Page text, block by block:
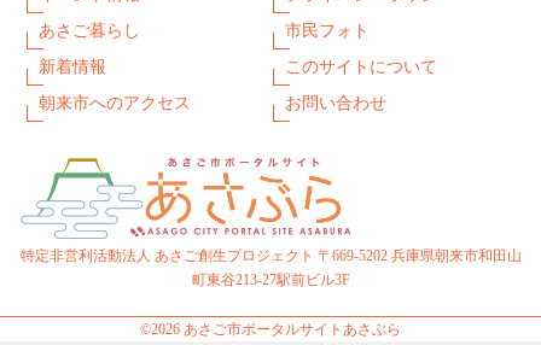
あさご暮らし
市民フォト
新着情報
このサイトについて
朝来市へのアクセス
お問い合わせ
特定非営利活動法人 あさご創生プロジェクト 〒669-5202 兵庫県朝来市和田山
町東谷213-27駅前ビル3F
©2026 あさご市ポータルサイトあさぶら